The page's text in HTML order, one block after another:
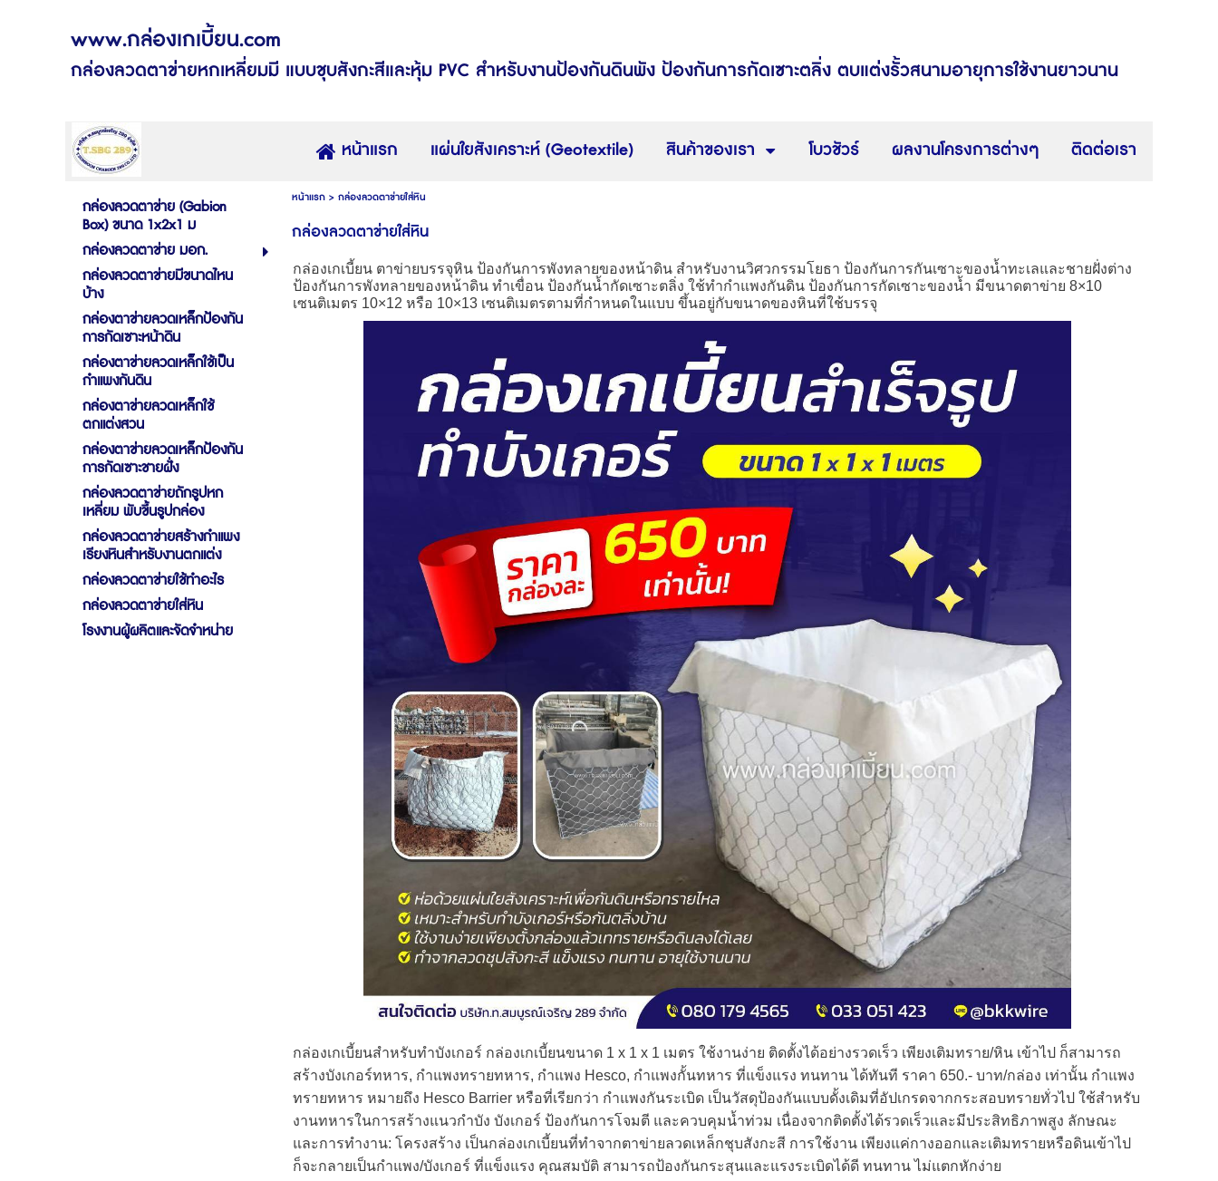
www.กล่องเกเบี้ยน.com
กล่องลวดตาข่ายหกเหลี่ยมมี แบบชุบสังกะสีและหุ้ม PVC สำหรับงานป้องกันดินพัง ป้องกันการกัดเซาะตลิ่ง ตบแต่งรั้วสนามอายุการใช้งานยาวนาน
หน้าแรก แผ่นใยสังเคราะห์ (Geotextile) สินค้าของเรา โบวชัวร์ ผลงานโครงการต่างๆ ติดต่อเรา
กล่องลวดตาข่าย (Gabion
Box) ขนาด 1x2x1 ม
กล่องลวดตาข่าย มอก.
กล่องลวดตาข่ายมีขนาดไหน
บ้าง
กล่องตาข่ายลวดเหล็กป้องกัน
การกัดเซาะหน้าดิน
กล่องตาข่ายลวดเหล็กใช้เป็น
กำแพงกันดิน
กล่องตาข่ายลวดเหล็กใช้
ตกแต่งสวน
กล่องตาข่ายลวดเหล็กป้องกัน
การกัดเซาะชายฝั่ง
กล่องลวดตาข่ายถักรูปหก
เหลี่ยม พับขึ้นรูปกล่อง
กล่องลวดตาข่ายสร้างกำแพง
เรียงหินสำหรับงานตกแต่ง
กล่องลวดตาข่ายใช้ทำอะไร
กล่องลวดตาข่ายใส่หิน
โรงงานผู้ผลิตและจัดจำหน่าย
หน้าแรก> กล่องลวดตาข่ายใส่หิน
กล่องลวดตาข่ายใส่หิน
กล่องเกเบี้ยน ตาข่ายบรรจุหิน ป้องกันการพังทลายของหน้าดิน สำหรับงานวิศวกรรมโยธา ป้องกันการกันเซาะของน้ำทะเลและชายฝั่งต่าง
ป้องกันการพังทลายของหน้าดิน ทำเขื่อน ป้องกันน้ำกัดเซาะตลิ่ง ใช้ทำกำแพงกันดิน ป้องกันการกัดเซาะของน้ำ มีขนาดตาข่าย 8×10
เซนติเมตร 10×12 หรือ 10×13 เซนติเมตรตามที่กำหนดในแบบ ขึ้นอยู่กับขนาดของหินที่ใช้บรรจุ
กล่องเกเบี้ยนสำหรับทำบังเกอร์ กล่องเกเบี้ยนขนาด 1 x 1 x 1 เมตร ใช้งานง่าย ติดตั้งได้อย่างรวดเร็ว เพียงเติมทราย/หิน เข้าไป ก็สามารถ
สร้างบังเกอร์ทหาร, กำแพงทรายทหาร, กำแพง Hesco, กำแพงกั้นทหาร ที่แข็งแรง ทนทาน ได้ทันที ราคา 650.- บาท/กล่อง เท่านั้น กำแพง
ทรายทหาร หมายถึง Hesco Barrier หรือที่เรียกว่า กำแพงกันระเบิด เป็นวัสดุป้องกันแบบดั้งเดิมที่อัปเกรดจากกระสอบทรายทั่วไป ใช้สำหรับ
งานทหารในการสร้างแนวกำบัง บังเกอร์ ป้องกันการโจมตี และควบคุมน้ำท่วม เนื่องจากติดตั้งได้รวดเร็วและมีประสิทธิภาพสูง ลักษณะ
และการทำงาน: โครงสร้าง เป็นกล่องเกเบี้ยนที่ทำจากตาข่ายลวดเหล็กชุบสังกะสี การใช้งาน เพียงแค่กางออกและเติมทรายหรือดินเข้าไป
ก็จะกลายเป็นกำแพง/บังเกอร์ ที่แข็งแรง คุณสมบัติ สามารถป้องกันกระสุนและแรงระเบิดได้ดี ทนทาน ไม่แตกหักง่าย